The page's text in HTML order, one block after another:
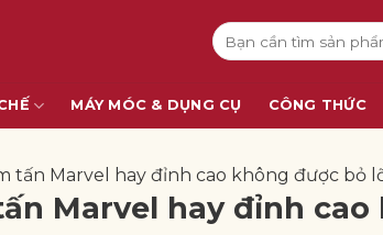
Tìm
kiếm:
MÁY MÓC & DỤNG CỤ CÔNG THỨC
tấn Marvel hay đỉnh cao không được bỏ
Marvel hay đỉnh